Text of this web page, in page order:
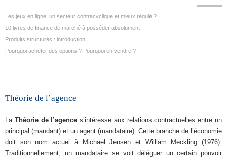
Les jeux en ligne, un secteur contracyclique et mieux régulé ?
10 livres de finance de marché à posséder absolument
Produits structurés : introduction
Pourquoi acheter des options ? Pourquoi en vendre ?
Théorie de l’agence
La Théorie de l’agence s’intéresse aux relations contractuelles entre un
principal (mandant) et un agent (mandataire). Cette branche de l’économie
doit son nom actuel à Michael Jensen et William Meckling (1976).
Traditionnellement, un mandataire se voit déléguer un certain pouvoir